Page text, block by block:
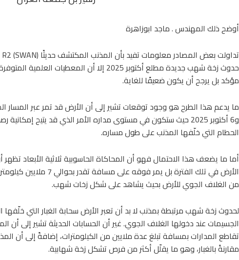
أوضح ذلك المهندس . ماجد ابوزاهرة
حدوث زخة شهب جديدة مطلع أكتوبر 2025 إلا أن
مؤكد بل يرجح أن يكون ضعيفًا للغاية.
و6 أكتوبر 2025 حيث ستكون في مستوى مداره الأمر الذي قد يتيح
الحطام التي خلّفها المذنب على طول مساره.
أما ما يضعف هذا الاحتمال فهو أن المحاكاة الحاسوبية ثلاثية الأبعاد تظهر
الأرض في تلك الفترة بل
من الغلاف الجوي للأرض بحيث يشاهد على شكل زخات شهب.
لحدوث زخة شهب مرتبطة بمذنب لا بد أن تعبر الأرض سحابة الغبار التي
الجسيمات عند دخولها الغلاف الجوي. غير أن الحسابات الحديثة تشير إلى أن
تقاطع المدارات بمسافة تبلغ عدة ملايين من الكيلومترات، إضافةً إلى أن
مقارنةً بالغبار، وهو ما يقلّل أكثر من فرص تشكل زخة شهابية.